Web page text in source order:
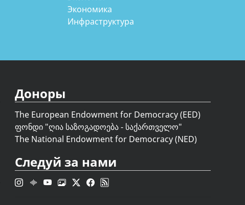
Экономика
Инфраструктура
Доноры
The European Endowment for Democracy (EED)
ფონდი "ღია საზოგადოება - საქართველო"
The National Endowment for Democracy (NED)
Следуй за нами